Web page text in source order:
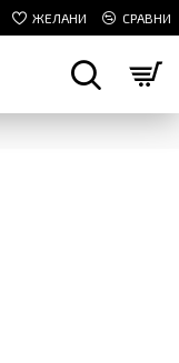
ЖЕЛАНИ СРАВНИ